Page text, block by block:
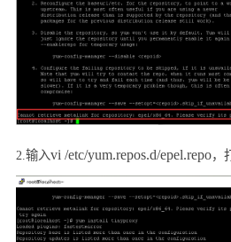
2.输入vi /etc/yum.repos.d/epel.repo，